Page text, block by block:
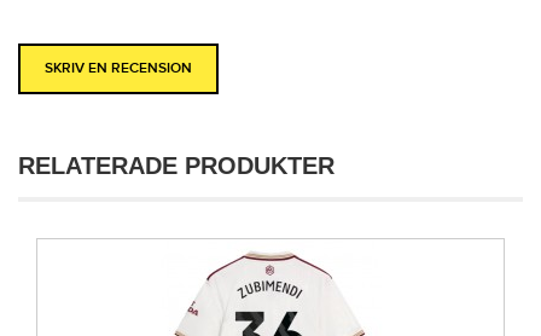
SKRIV EN RECENSION
RELATERADE PRODUKTER